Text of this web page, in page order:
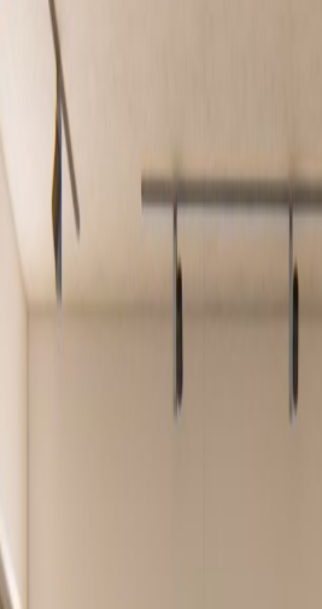
Adriatico
Las instalaciones de este
Zonas de descanso
Centro urbano
Salas de reuniones
Ubicación